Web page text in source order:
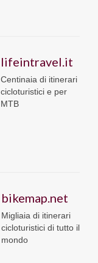
lifeintravel.it
Centinaia di itinerari
cicloturistici e per
MTB
bikemap.net
Migliaia di itinerari
cicloturistici di tutto il
mondo